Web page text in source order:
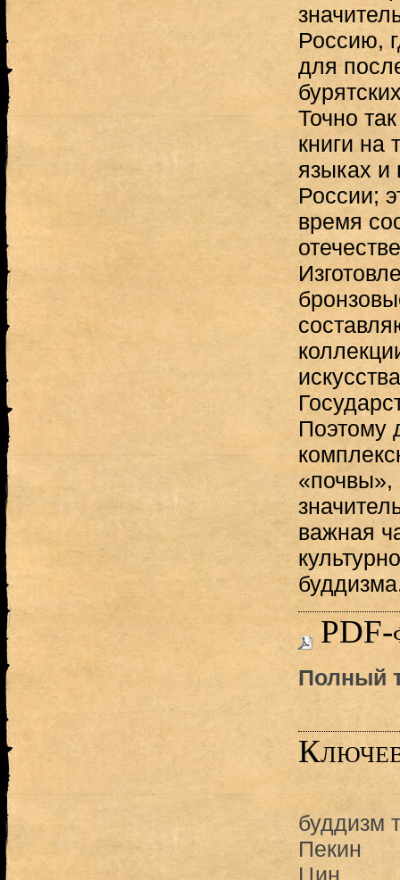
Россию,
для
Точно
книги на
языках и
России;
время
Поэтому
«почвы»,
важная
PDF-
Полный
буддизм
Пекин
Цин